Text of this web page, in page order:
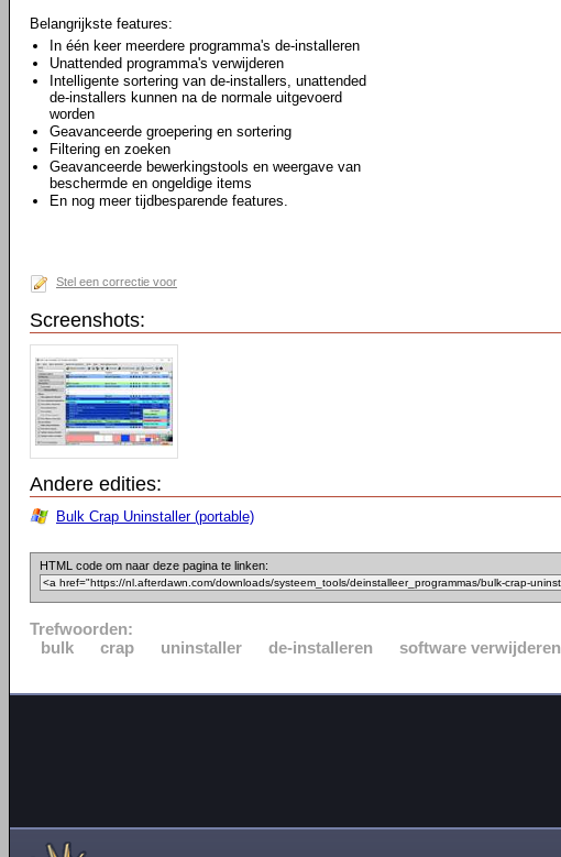
Belangrijkste features:
In één keer meerdere programma's de-installeren
Unattended programma's verwijderen
Intelligente sortering van de-installers, unattended
de-installers kunnen na de normale uitgevoerd
worden
Geavanceerde groepering en sortering
Filtering en zoeken
Geavanceerde bewerkingstools en weergave van
beschermde en ongeldige items
En nog meer tijdbesparende features.
Stel een correctie voor
Screenshots:
Andere edities:
Bulk Crap Uninstaller (portable)
HTML code om naar deze pagina te linken:
Trefwoorden:
bulk
crap uninstaller de-installeren software verwijderen